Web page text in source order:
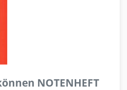
NOTENHEFT